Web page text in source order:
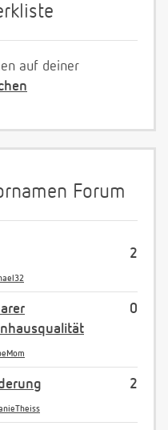
auf deiner
Forum
2
0
2